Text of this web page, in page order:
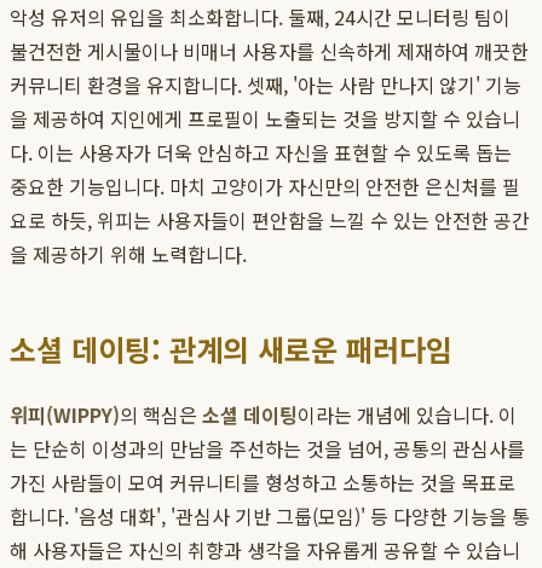
악성 유저의 유입을 최소화합니다. 둘째, 24시간 모니터링 팀이
불건전한 게시물이나 비매너 사용자를 신속하게 제재하여 깨끗한
커뮤니티 환경을 유지합니다. 셋째, '아는 사람 만나지 않기' 기능
을 제공하여 지인에게 프로필이 노출되는 것을 방지할 수 있습니
다. 이는 사용자가 더욱 안심하고 자신을 표현할 수 있도록 돕는
중요한 기능입니다. 마치 고양이가 자신만의 안전한 은신처를 필
요로 하듯, 위피는 사용자들이 편안함을 느낄 수 있는 안전한 공간
을 제공하기 위해 노력합니다.
소셜 데이팅: 관계의 새로운 패러다임
위피(WIPPY)의 핵심은 소셜 데이팅이라는 개념에 있습니다. 이
는 단순히 이성과의 만남을 주선하는 것을 넘어, 공통의 관심사를
가진 사람들이 모여 커뮤니티를 형성하고 소통하는 것을 목표로
합니다. '음성 대화', '관심사 기반 그룹(모임)' 등 다양한 기능을 통
해 사용자들은 자신의 취향과 생각을 자유롭게 공유할 수 있습니